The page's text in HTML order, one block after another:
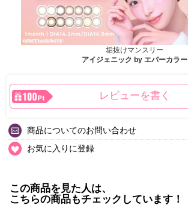
垢抜けマンスリー
アイジェニック by エバーカラー
レビューを書く
商品についてのお問い合わせ
お気に入りに登録
この商品を見た人は、
こちらの商品もチェックしています！